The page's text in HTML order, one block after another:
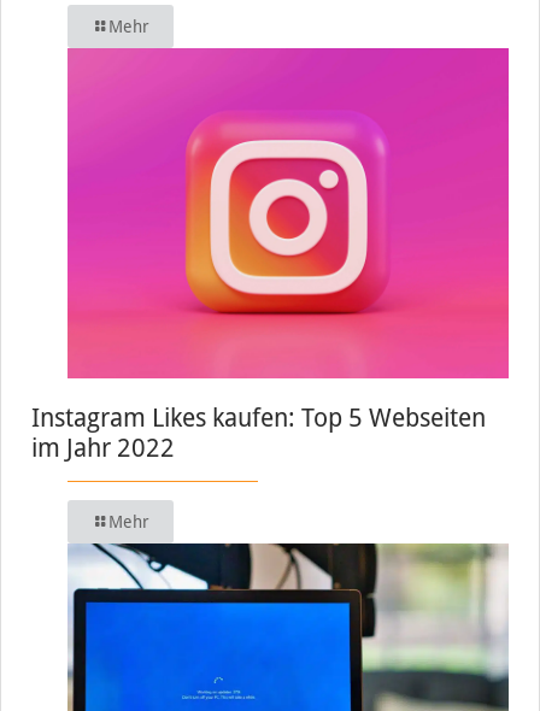
Mehr
Instagram Likes kaufen: Top 5 Webseiten
im Jahr 2022
Mehr